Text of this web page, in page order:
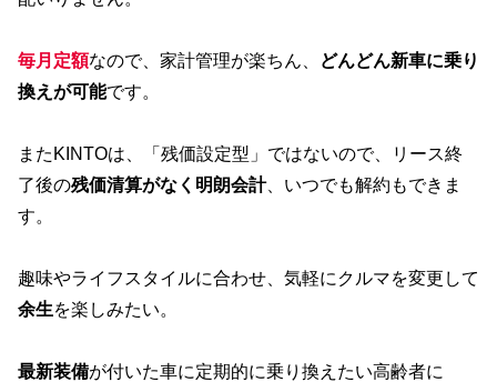
毎月定額なので、家計管理が楽ちん、
どんどん新車に乗り
換えが可能です。
またKINTOは、「残価設定型」ではないので、リース終
了後の残価清算がなく明朗会計、いつでも解約もできま
す。
趣味やライフスタイルに合わせ、気軽にクルマを変更して
余生を楽しみたい。
最新装備が付いた車に定期的に乗り換えたい高齢者に